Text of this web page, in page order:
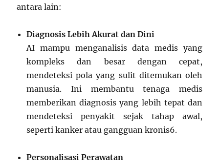
antara lain:
Diagnosis Lebih Akurat dan Dini
AI mampu menganalisis data medis yang
kompleks dan besar dengan cepat,
mendeteksi pola yang sulit ditemukan oleh
manusia. Ini membantu tenaga medis
memberikan diagnosis yang lebih tepat dan
mendeteksi penyakit sejak tahap awal,
seperti kanker atau gangguan kronis6.
Personalisasi Perawatan